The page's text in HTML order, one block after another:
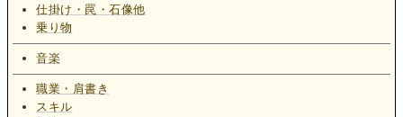
仕掛け・罠・石像他
乗り物
音楽
職業・肩書き
スキル